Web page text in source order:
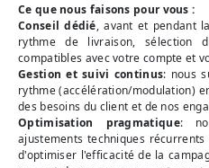
Ce que nous faisons pour vous :
Conseil dédié, avant et pendant
rythme de livraison, sélection
compatibles avec votre compte et
Gestion et suivi continus: nous
rythme (accélération/modulation)
des besoins du client et de nos
Optimisation pragmatique:
ajustements techniques
d'optimiser l'efficacité de la